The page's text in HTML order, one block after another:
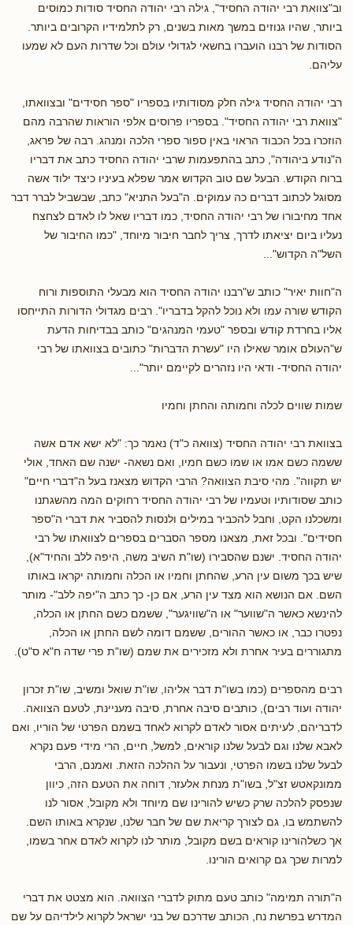
וב"צוואת רבי יהודה החסיד", גילה רבי יהודה החסיד סודות כמוסים
ביותר, שהיו גנוזים במשך מאות בשנים, רק לתלמידיו הקרובים ביותר.
הסודות של רבנו הועברו בחשאי לגדולי עולם וכל שדרות העם לא שמעו
עליהם.
רבי יהודה החסיד גילה חלק מסודותיו בספריו "ספר חסידים" ובצוואתו,
"צוואת רבי יהודה החסיד". בספריו פרוסים אלפי הוראות שהרבה מהם
הוזכרו בכל הכבוד הראוי באין ספור ספרי הלכה ומנהג. רבה של פראג,
ה"נודע ביהודה", כתב בהתפעמות שרבי יהודה החסיד כתב את דבריו
ברוח הקודש. הבעל שם טוב הקדוש אמר שפלא בעיניו כיצד ילוד אשה
מסוגל לכתוב דברים כה עמוקים. ה"בעל התניא" כתב, שבשביל לברר דבר
אחד מחיבורו של רבי יהודה החסיד, כמו דבריו שאל לו לאדם לצחצח
נעליו ביום יציאתו לדרך, צריך לחבר חיבור מיוחד, "כמו החיבור של
השל"ה הקדוש"...
ה"חוות יאיר" כותב ש"רבנו יהודה החסיד הוא מבעלי התוספות ורוח
הקודש שורה עמו ולא נוכל להקל בדבריו". רבים מגדולי הדורות התייחסו
אליו בחרדת קודש ובספר "טעמי המנהגים" כותב בבדיחות הדעת
ש"העולם אומר שאילו היו "עשרת הדברות" כתובים בצוואתו של רבי
יהודה החסיד- ודאי היו נזהרים לקיימם יותר"...
שמות שווים לכלה וחמותה והחתן וחמיו
בצוואת רבי יהודה החסיד (צוואה כ"ד) נאמר כך: "לא ישא אדם אשה
ששמה כשם אמו או שמו כשם חמיו, ואם נשאה- ישנה שם האחד, אולי
יש תקווה". מהי סיבת הצוואה? הרבי הקדוש מצאנז בעל ה"דברי חיים"
כותב שסודותיו וטעמיו של רבי יהודה החסיד רחוקים המה מהשגתנו
ומשכלנו הקט, וחבל להכביר במילים ולנסות להסביר את דברי ה"ספר
חסידים". ובכל זאת, מצאנו מספר הסברים בספרים לצוואתו של רבי
יהודה החסיד. ישנם שהסבירו (שו"ת השיב משה, היפה ללב והחיד"א),
שיש בכך משום עין הרע, שהחתן וחמיו או הכלה וחמותה יקראו באותו
השם. אם הנושא הוא מצד עין הרע, אם כן- כך כתב ה"יפה ללב"- מותר
להינשא כאשר ה"שווער" או ה"שוויגער", ששמם כשם החתן או הכלה,
נפטרו כבר, או כאשר ההורים, ששמם דומה לשם החתן או הכלה,
מתגוררים בעיר אחרת ולא מזכירים את שמם (שו"ת פרי שדה ח"א ס"ט).
רבים מהספרים (כמו בשו"ת דבר אליהו, שו"ת שואל ומשיב, שו"ת זכרון
יהודה ועוד רבים), כותבים סיבה אחרת, סיבה מעניינת, לטעם הצוואה.
לדבריהם, לעיתים אסור לאדם לקרוא לאחד בשמם הפרטי של הוריו, ואם
לאבא שלנו וגם לבעל שלנו קוראים, למשל, חיים, הרי מידי פעם נקרא
לבעל שלנו בשמו הפרטי, ונעבור על ההלכה הזאת. ואמנם, הרבי
ממונקאטש זצ"ל, בשו"ת מנחת אלעזר, דוחה את הטעם הזה, כיוון
שנפסק להלכה שרק כשיש להורינו שם מיוחד ולא מקובל, אסור לנו
להשתמש בו, גם לצורך קריאת שם של חבר שלנו, שנקרא באותו השם.
אך כשלהורינו קוראים בשם מקובל, מותר לנו לקרוא לאדם אחר בשמו,
למרות שכך גם קרואים הורינו.
ה"תורה תמימה" כותב טעם מתוק לדברי הצוואה. הוא מצטט את דברי
המדרש בפרשת נח, הכותב שדרכם של בני ישראל לקרוא לילדיהם על שם